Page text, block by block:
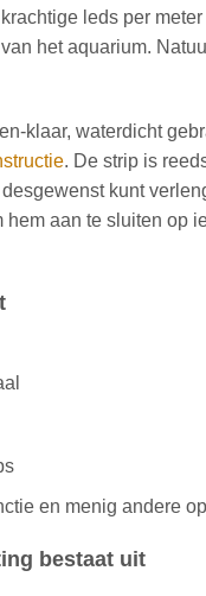
leds per
het aquarium.
klaar, waterdicht
. De strip is
kunt
aan te sluiten op
en menig andere
bestaat uit